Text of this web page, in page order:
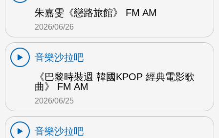
朱嘉雯《戀路旅館》 FM AM
2026/06/26
音樂沙拉吧
《巴黎時裝週 韓國KPOP 經典電影歌
曲》 FM AM
2026/06/25
音樂沙拉吧